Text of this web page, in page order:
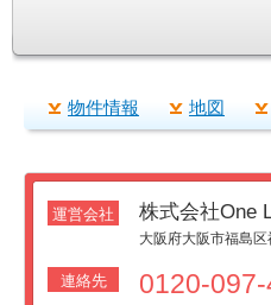
物件情報 地図
運営会社 株式会社One
大阪府大阪市福島
連絡先 0120-